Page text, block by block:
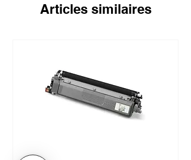
Articles similaires